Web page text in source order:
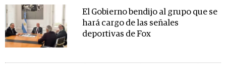
El Gobierno bendijo al grupo que se
hará cargo de las señales
deportivas de Fox